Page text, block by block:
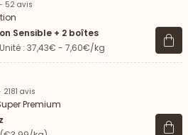
52 avis
Sensible + 2 boîtes
Unité : 37,43€ - 7,60€/kg Voir
avis
Premium
Voir